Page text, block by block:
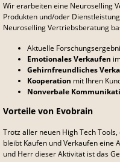
Wir erarbeiten eine Neuroselling
Produkten und/oder
Neuroselling Vertriebsberatung
Aktuelle
Emotionales Verkaufen
Gehirnfreundliches
Kooperation mit Ihren
Nonverbale
Vorteile von Evobrain
Trotz aller neuen High Tech
bleibt Kaufen und Verkaufen eine
und Herr dieser Aktivität ist das